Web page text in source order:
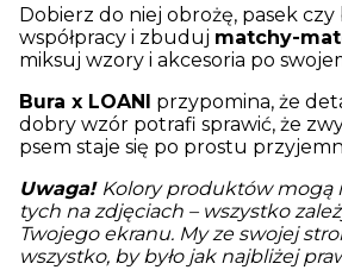
Dobierz do niej obrożę, pasek
współpracy i zbuduj matchy-
miksuj wzory i akcesoria po
Bura x LOANI
przypomina, że
dobry wzór potrafi sprawić, że
psem staje się po prostu
Uwaga! Kolory produktów mogą
tych na zdjęciach – wszystko
Twojego ekranu. My ze swojej
wszystko, by było jak najbliżej